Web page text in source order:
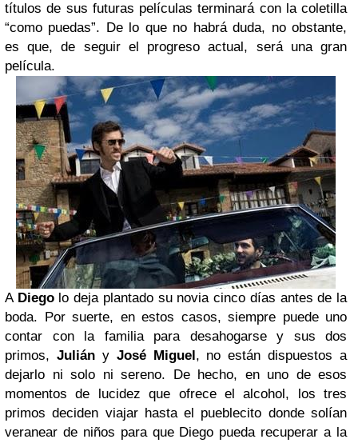
títulos de sus futuras películas terminará con la coletilla
“como puedas”. De lo que no habrá duda, no obstante,
es que, de seguir el progreso actual, será una gran
película.
A Diegolo deja plantado su novia cinco días antes de la
boda. Por suerte, en estos casos, siempre puede uno
contar con la familia para desahogarse y sus dos
primos, Juliány José Miguel, no están dispuestos a
dejarlo ni solo ni sereno. De hecho, en uno de esos
momentos de lucidez que ofrece el alcohol, los tres
primos deciden viajar hasta el pueblecito donde solían
veranear de niños para que Diego pueda recuperar a la